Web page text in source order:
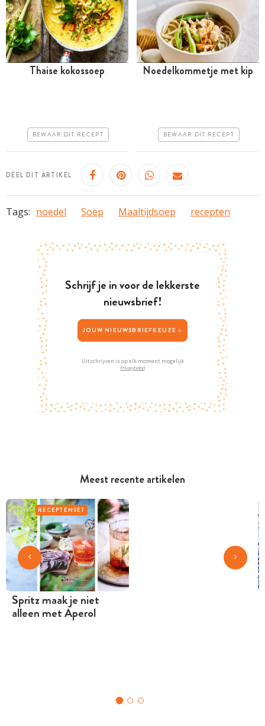
Meest recente artikelen
RECEPTENSET
Spritz maak je niet
alleen met Aperol
Erg makkelijk
Thaise kokossoep
BEWAAR DIT RECEPT
Noedelkommetje met kip
BEWAAR DIT RECEPT
DEEL DIT ARTIKEL
Tags: noedel Soep Maaltijdsoep recepten
Schrijf je in voor de lekkerste
nieuwsbrief!
JOUW NIEUWSBRIEFKEUZE >
Uitschrijven is op elk moment mogelijk
Privacybeleid